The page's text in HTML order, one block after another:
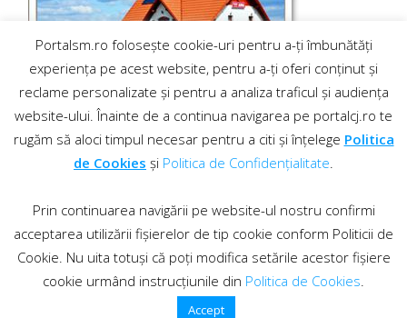
Contact·Regulament comentarii
© 2019 PortalCJ.ro. Toate drepturile sunt rezervate.
Portalsm.ro folosește cookie-uri pentru a-ți îmbunătăți
experiența pe acest website, pentru a-ți oferi conținut și
reclame personalizate și pentru a analiza traficul și audiența
website-ului. Înainte de a continua navigarea pe portalcj.ro te
rugăm să aloci timpul necesar pentru a citi și înțelege Politica
de Cookies și Politica de Confidențialitate.
Prin continuarea navigării pe website-ul nostru confirmi
acceptarea utilizării fișierelor de tip cookie conform Politicii de
Cookie. Nu uita totuși că poți modifica setările acestor fișiere
cookie urmând instrucțiunile din Politica de Cookies.
Accept